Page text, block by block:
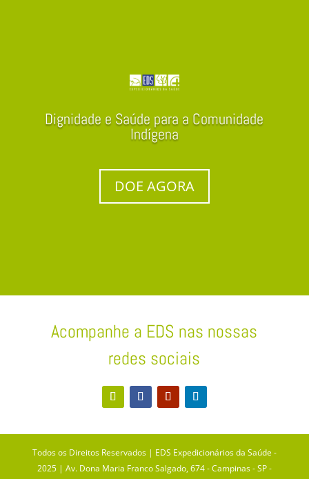
Dignidade e Saúde para a Comunidade
Indígena
DOE AGORA
Acompanhe a EDS nas nossas
redes sociais
Todos os Direitos Reservados | EDS Expedicionários da Saúde -
2025 | Av. Dona Maria Franco Salgado, 674 - Campinas - SP -